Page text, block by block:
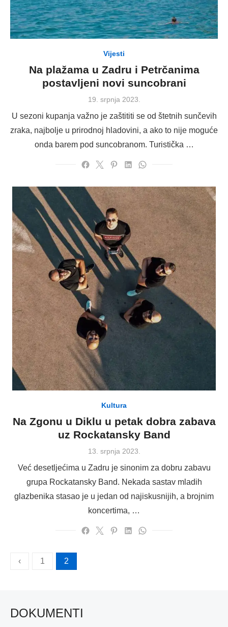
Vijesti
Na plažama u Zadru i Petrčanima
postavljeni novi suncobrani
Posted
19. srpnja 2023.
U sezoni kupanja važno je zaštititi se od štetnih sunčevih
zraka, najbolje u prirodnoj hladovini, a ako to nije moguće
onda barem pod suncobranom. Turistička …
Kultura
Na Zgonu u Diklu u petak dobra zabava
uz Rockatansky Band
Posted
13. srpnja 2023.
Već desetljećima u Zadru je sinonim za dobru zabavu
grupa Rockatansky Band. Nekada sastav mladih
glazbenika stasao je u jedan od najiskusnijih, a brojnim
koncertima, …
Brojevi
‹ 1 2
DOKUMENTI